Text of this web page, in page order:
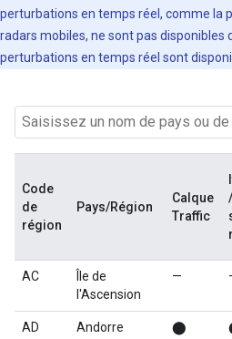
perturbations en temps réel, comme la
radars mobiles, ne sont pas disponibles
perturbations en temps réel sont
Code
de
région
Pays/Région
Calque
Traffic
AC
Île de
l'Ascension
—
AD Andorre ⬤